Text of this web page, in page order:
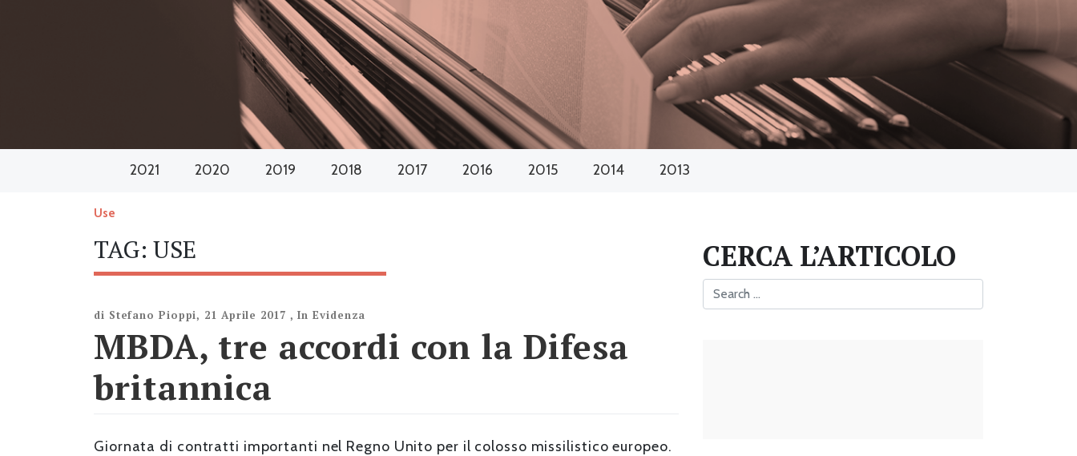
2021 2020 2019 2018 2017 2016 2015 2014 2013
Use
TAG: USE
di Stefano Pioppi, 21 Aprile 2017 ,In Evidenza
MBDA, tre accordi con la Difesa
britannica
Giornata di contratti importanti nel Regno Unito per il colosso missilistico europeo.
CERCA L’ARTICOLO